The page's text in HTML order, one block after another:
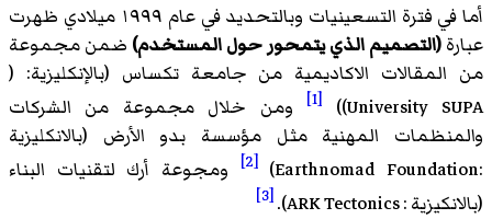
أما في فترة التسعينيات وبالتحديد في عام ١٩٩٩ ميلادي ظهرت
عبارة(التصميم الذي يتمحور حول المستخدم) ضمن مجموعة
من المقالات الاكاديمية من جامعة تكساس (بالإنكليزية: (
University SUPA))
[1]
ومن خلال مجموعة من الشركات
والمنظمات المهنية مثل مؤسسة بدو الأرض (بالانكليزية
:Earthnomad Foundation)
[2]
ومجوعة أرك لتقنيات البناء
(بالانكيزية : ARK Tectonics).
[3]